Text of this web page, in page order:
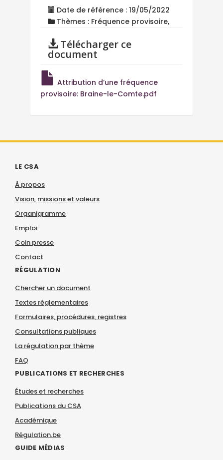
Date de référence : 19/05/2022
Thèmes : Fréquence provisoire,
Télécharger ce
document
Attribution d’une fréquence
provisoire: Braine-le-Comte.pdf
LE CSA
À propos
Vision, missions et valeurs
Organigramme
Emploi
Coin presse
Contact
RÉGULATION
Chercher un document
Textes réglementaires
Formulaires, procédures, registres
Consultations publiques
La régulation par thème
FAQ
PUBLICATIONS ET RECHERCHES
Études et recherches
Publications du CSA
Académique
Régulation.be
GUIDE MÉDIAS